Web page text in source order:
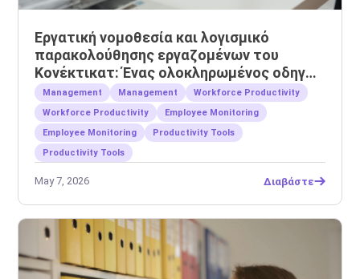
Εργατική νομοθεσία και λογισμικό
παρακολούθησης εργαζομένων του
Κονέκτικατ: Ένας ολοκληρωμένος οδηγός
για εργοδότες
Management Management
Workforce Productivity
Workforce Productivity
Employee Monitoring
Employee Monitoring
Productivity Tools
Productivity Tools
May 7, 2026 Διαβάστε